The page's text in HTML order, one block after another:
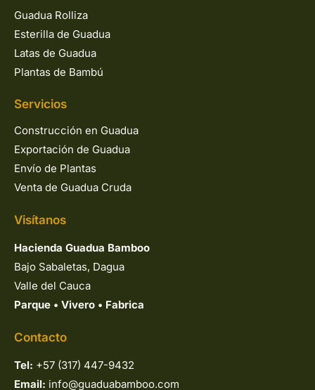
Guadua Rolliza
Esterilla de Guadua
Latas de Guadua
Plantas de Bambú
Servicios
Construcción en Guadua
Exportación de Guadua
Envío de Plantas
Venta de Guadua Cruda
Visítanos
Hacienda Guadua Bamboo
Bajo Sabaletas, Dagua
Valle del Cauca
Parque • Vivero • Fabrica
Contacto
Tel: +57 (317) 447-9432
Email: info@guaduabamboo.com